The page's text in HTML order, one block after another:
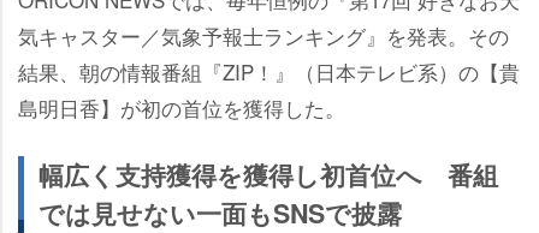
気キャスター／気象予報士ランキング』を発表。その
結果、朝の情報番組『ZIP！』（日本テレビ系）の【貴
島明日香】が初の首位を獲得した。
幅広く支持獲得を獲得し初首位へ 番組
では見せない一面もSNSで披露